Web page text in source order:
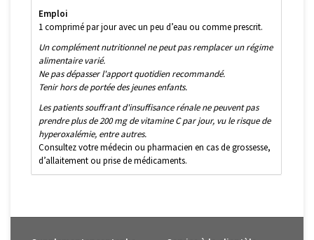
Emploi
1 comprimé par jour avec un peu d’eau ou comme prescrit.
Un complément nutritionnel ne peut pas remplacer un régime
alimentaire varié.
Ne pas dépasser l'apport quotidien recommandé.
Tenir hors de portée des jeunes enfants.
Les patients souffrant d'insuffisance rénale ne peuvent pas
prendre plus de 200 mg de vitamine C par jour, vu le risque de
hyperoxalémie, entre autres.
Consultez votre médecin ou pharmacien en cas de grossesse,
d’allaitement ou prise de médicaments.